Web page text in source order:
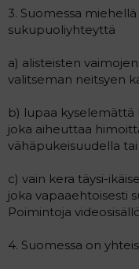
3. Suomessa
sukupuoliyhteyttä
a) alisteisten
valitseman neitsyen
b) lupaa kyselemättä
joka aiheuttaa
vähäpukeisuudella
c) vain kera täysi-
joka vapaaehtoisesti
Poimintoja
4. Suomessa on